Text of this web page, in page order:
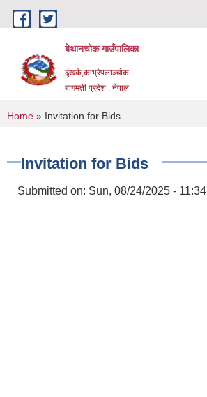
Skip to main content
बेथानचोक गाउँपालिका
ढुंखर्क,काभ्रेपलाञ्चाेक
बागमती प्रदेश , नेपाल
You are here
Home » Invitation for Bids
Invitation for Bids
Submitted on: Sun, 08/24/2025 - 11:34